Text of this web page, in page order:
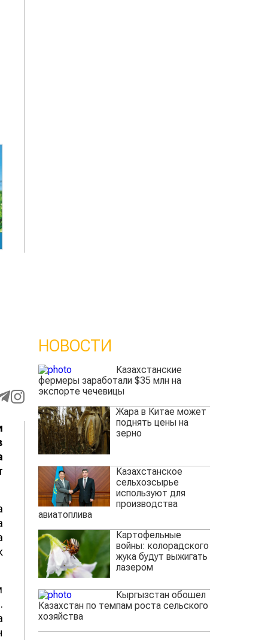
НОВОСТИ
Казахстанские
фермеры заработали $35 млн на
экспорте чечевицы
Жара в Китае может
поднять цены на
зерно
Казахстанское
сельхозсырье
используют для
производства
авиатоплива
Картофельные
войны: колорадского
жука будут выжигать
лазером
Кыргызстан обошел
Казахстан по темпам роста сельского
хозяйства